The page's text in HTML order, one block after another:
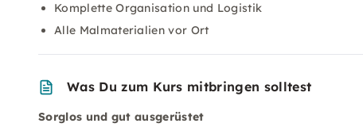
Komplette Organisation und Logistik
Alle Malmaterialien vor Ort
Was Du zum Kurs mitbringen solltest
Sorglos und gut ausgerüstet